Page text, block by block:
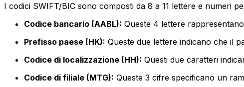
I codici SWIFT/BIC sono composti da 8 a 11 lettere e numeri
Codice bancario (AABL): Queste 4 lettere
Prefisso paese (HK): Queste due lettere indicano che il
Codice di localizzazione (HH): Questi due caratteri
Codice di filiale (MTG): Queste 3 cifre specificano un